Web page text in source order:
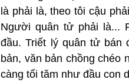
là phải là, theo tôi cậu
Người quân tử phải là...
đầu. Triết lý quân tử bán
bản, văn bản chồng chéo
càng tối tăm như đầu con